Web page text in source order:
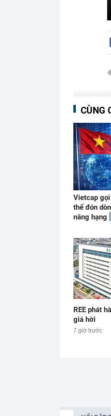
CÙNG
Vietcap
thể đón
nâng hạng
REE phát
giá hời
7 giờ trước